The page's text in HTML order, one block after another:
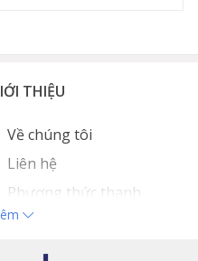
THIỆU
Về chúng tôi
Liên hệ
Phương thức thanh
toán
Tuyển dụng